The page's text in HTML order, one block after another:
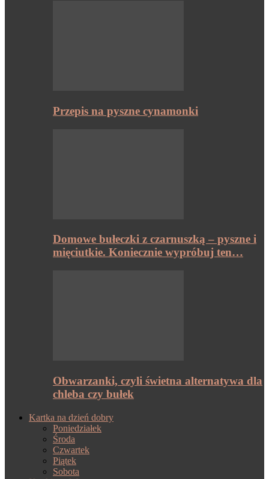
Przepis na pyszne cynamonki
Domowe bułeczki z czarnuszką – pyszne i
mięciutkie. Koniecznie wypróbuj ten…
Obwarzanki, czyli świetna alternatywa dla
chleba czy bułek
Kartka na dzień dobry
Poniedziałek
Środa
Czwartek
Piątek
Sobota